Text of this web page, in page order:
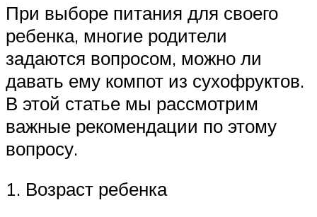
При выборе питания для своего
ребенка, многие родители
задаются вопросом, можно ли
давать ему компот из сухофруктов.
В этой статье мы рассмотрим
важные рекомендации по этому
вопросу.
1. Возраст ребенка